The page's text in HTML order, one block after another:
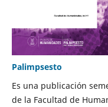
Palimpsesto
Es una publicación
de la Facultad de